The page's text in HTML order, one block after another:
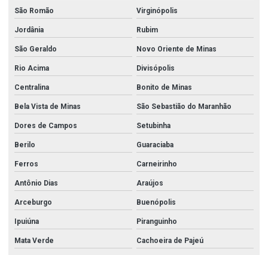
São Romão Virginópolis
Jordânia Rubim
São Geraldo Novo Oriente de Minas
Rio Acima Divisópolis
Centralina Bonito de Minas
Bela Vista de Minas São Sebastião do Maranhão
Dores de Campos Setubinha
Berilo Guaraciaba
Ferros Carneirinho
Antônio Dias Araújos
Arceburgo Buenópolis
Ipuiúna Piranguinho
Mata Verde Cachoeira de Pajeú